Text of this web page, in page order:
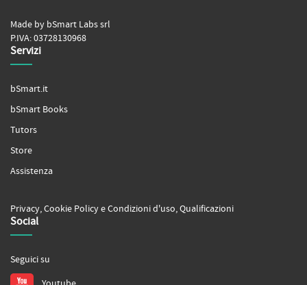
Made by bSmart Labs srl
P.IVA: 03728130968
Servizi
bSmart.it
bSmart Books
Tutors
Store
Assistenza
Privacy,Cookie PolicyeCondizioni d'uso,Qualificazioni
Social
Seguici su